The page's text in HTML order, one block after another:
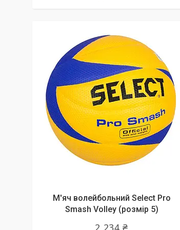
М'яч волейбольний Select Pro
Smash Volley (розмір 5)
2 234 ₴